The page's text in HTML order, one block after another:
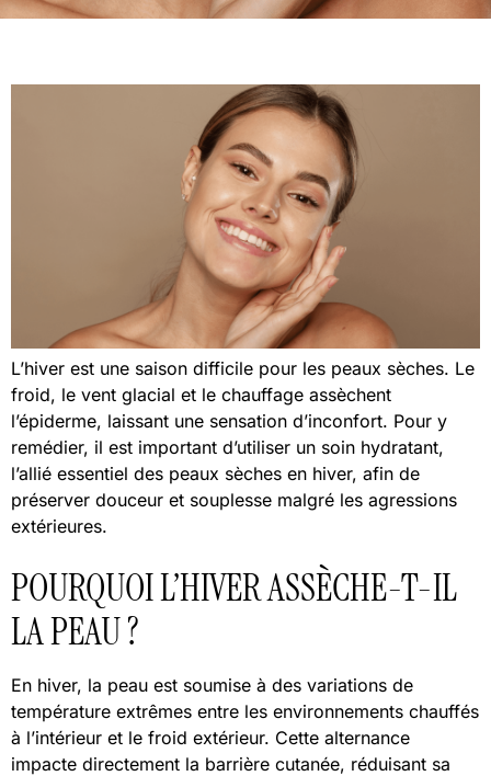
L’hiver est une saison difficile pour les peaux sèches. Le
froid, le vent glacial et le chauffage assèchent
l’épiderme, laissant une sensation d’inconfort. Pour y
remédier, il est important d’utiliser un soin hydratant,
l’allié essentiel des peaux sèches en hiver, afin de
préserver douceur et souplesse malgré les agressions
extérieures.
POURQUOI L’HIVER ASSÈCHE-T-IL
LA PEAU ?
En hiver, la peau est soumise à des variations de
température extrêmes entre les environnements chauffés
à l’intérieur et le froid extérieur. Cette alternance
impacte directement la barrière cutanée, réduisant sa